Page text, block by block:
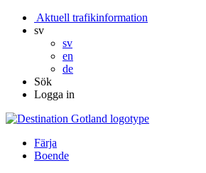
Aktuell trafikinformation
sv
sv
en
de
Sök
Logga in
Färja
Boende